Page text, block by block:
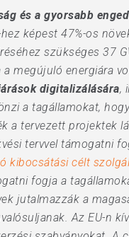
és a gyorsabb
képest 47%-os
szükséges 37
a megújuló energiára
digitalizálására,
a tagállamokat,
a tervezett projektek
tervvel támogatni
kibocsátási célt
fogja a
jutalmazzák a
Az EU-n